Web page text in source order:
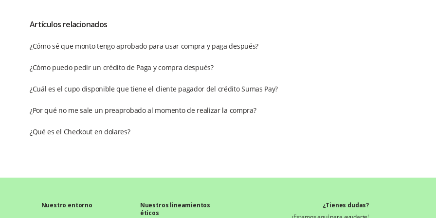
Artículos relacionados
¿Cómo sé que monto tengo aprobado para usar compra y paga después?
¿Cómo puedo pedir un crédito de Paga y compra después?
¿Cuál es el cupo disponible que tiene el cliente pagador del crédito Sumas Pay?
¿Por qué no me sale un preaprobado al momento de realizar la compra?
¿Qué es el Checkout en dolares?
Nuestro entorno
Nuestros lineamientos
éticos
¿Tienes dudas?